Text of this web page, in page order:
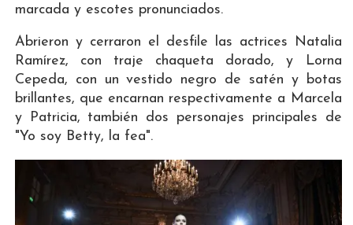
marcada y escotes pronunciados.
Abrieron y cerraron el desfile las actrices Natalia
Ramírez, con traje chaqueta dorado, y Lorna
Cepeda, con un vestido negro de satén y botas
brillantes, que encarnan respectivamente a Marcela
y Patricia, también dos personajes principales de
"Yo soy Betty, la fea".